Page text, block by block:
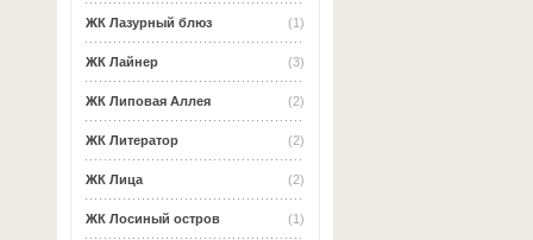
(1)
ЖК Лазурный блюз
(3)
ЖК Лайнер
(2)
ЖК Липовая Аллея
(2)
ЖК Литератор
(2)
ЖК Лица
(1)
ЖК Лосиный остров